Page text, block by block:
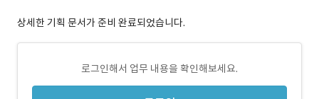
상세한 기획 문서가 준비 완료되었습니다.
로그인해서 업무 내용을 확인해보세요.